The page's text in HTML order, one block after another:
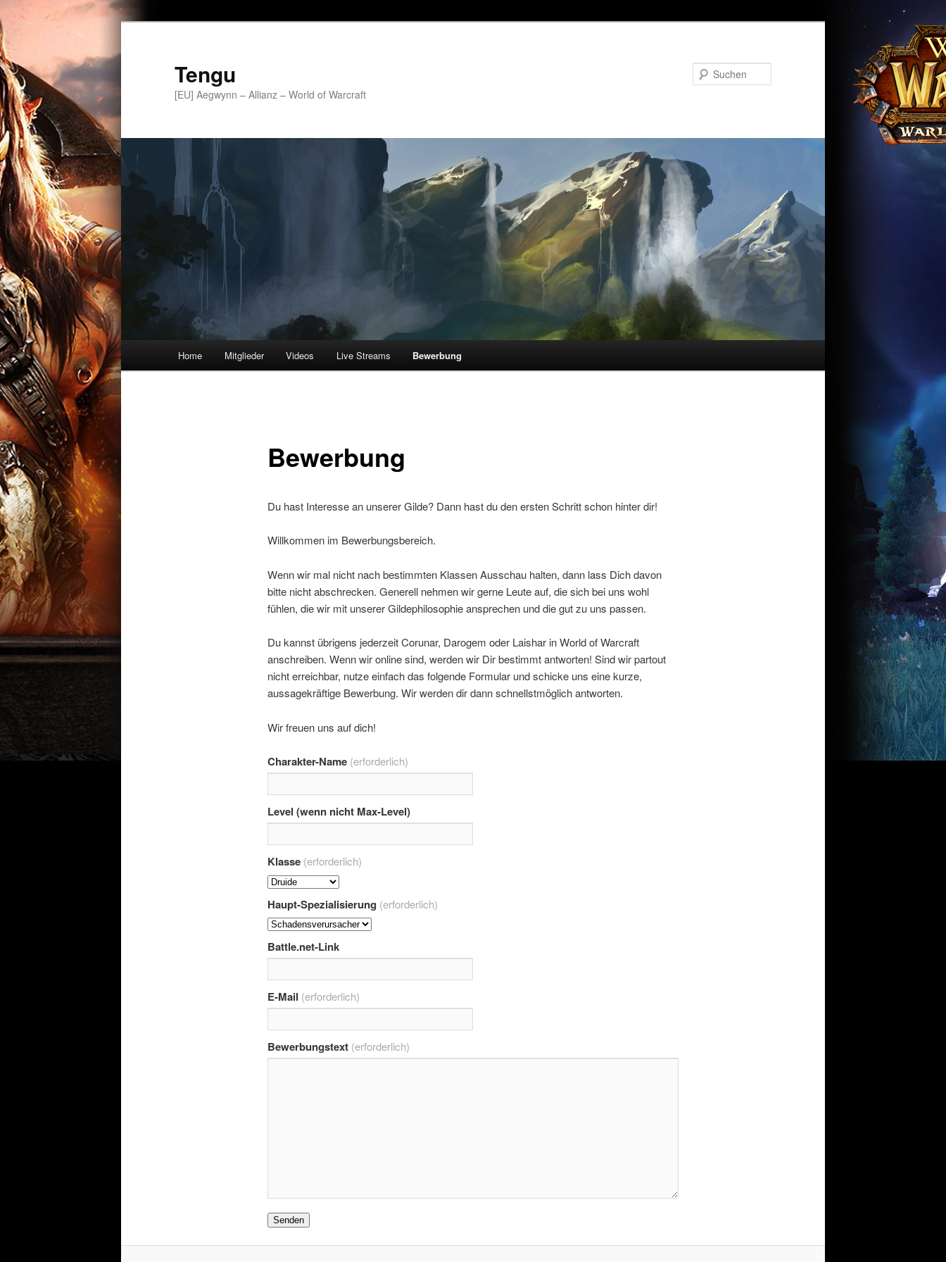
Tengu
[EU] Aegwynn – Allianz – World of Warcraft
Zum
Home Mitglieder Videos Live Streams Bewerbung
Bewerbung
Du hast Interesse an unserer Gilde? Dann hast du den ersten Schritt schon hinter dir!
Willkommen im Bewerbungsbereich.
Wenn wir mal nicht nach bestimmten Klassen Ausschau halten, dann lass Dich davon
bitte nicht abschrecken. Generell nehmen wir gerne Leute auf, die sich bei uns wohl
fühlen, die wir mit unserer Gildephilosophie ansprechen und die gut zu uns passen.
Du kannst übrigens jederzeit Corunar, Darogem oder Laishar in World of Warcraft
anschreiben. Wenn wir online sind, werden wir Dir bestimmt antworten! Sind wir partout
nicht erreichbar, nutze einfach das folgende Formular und schicke uns eine kurze,
aussagekräftige Bewerbung. Wir werden dir dann schnellstmöglich antworten.
Wir freuen uns auf dich!
Charakter-Name (erforderlich)
Level (wenn nicht Max-Level)
Klasse (erforderlich)
Haupt-Spezialisierung (erforderlich)
Battle.net-Link
E-Mail (erforderlich)
Bewerbungstext (erforderlich)
Senden